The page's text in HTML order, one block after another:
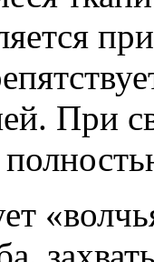
При